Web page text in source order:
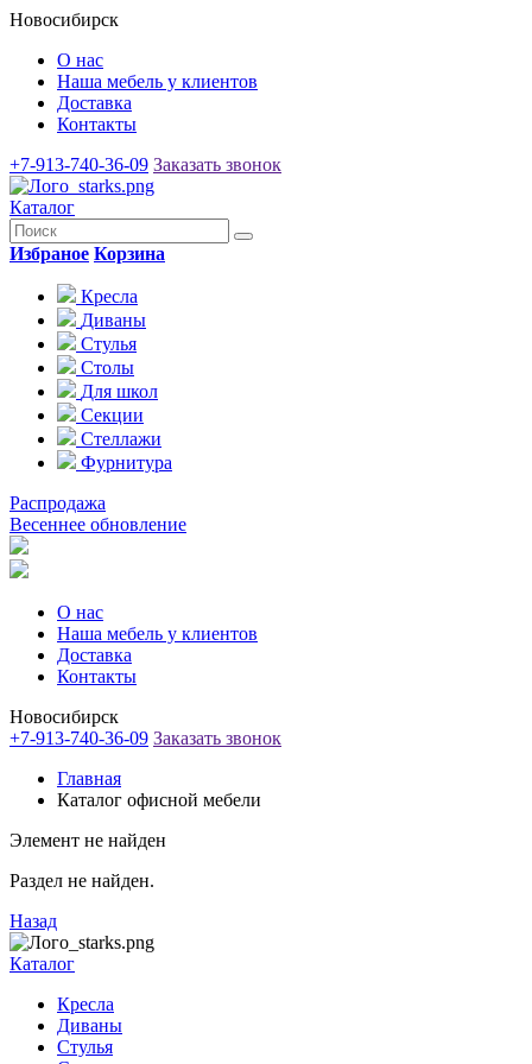
Новосибирск
О нас
Наша мебель у клиентов
Доставка
Контакты
+7-913-740-36-09 Заказать звонок
Каталог
Избраное Корзина
Кресла
Диваны
Стулья
Столы
Для школ
Секции
Стеллажи
Фурнитура
Распродажа
Весеннее обновление
О нас
Наша мебель у клиентов
Доставка
Контакты
Новосибирск
+7-913-740-36-09 Заказать звонок
Главная
Каталог офисной мебели
Элемент не найден
Раздел не найден.
Назад
Каталог
Кресла
Диваны
Стулья